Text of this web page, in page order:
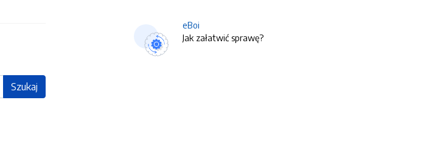
Szukaj
eBoi
Jak załatwić sprawę?